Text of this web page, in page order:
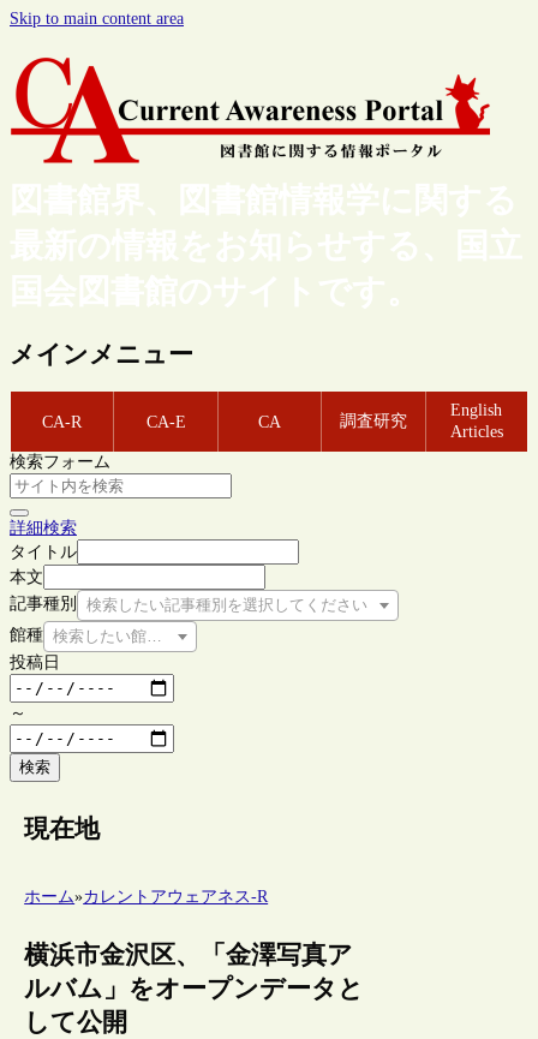
Skip to main content area
図書館界、図書館情報学に関する
最新の情報をお知らせする、国立
国会図書館のサイトです。
メインメニュー
CA-R CA-E CA 調査研究
English
Articles
検索フォーム
詳細検索
タイトル
本文
記事種別
検索したい記事種別を選択してください
館種 検索したい館種を選択してください
投稿日
～
検索
現在地
ホーム»カレントアウェアネス-R
横浜市金沢区、「金澤写真ア
ルバム」をオープンデータと
して公開